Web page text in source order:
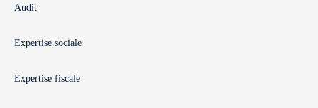
Audit
Expertise sociale
Expertise fiscale